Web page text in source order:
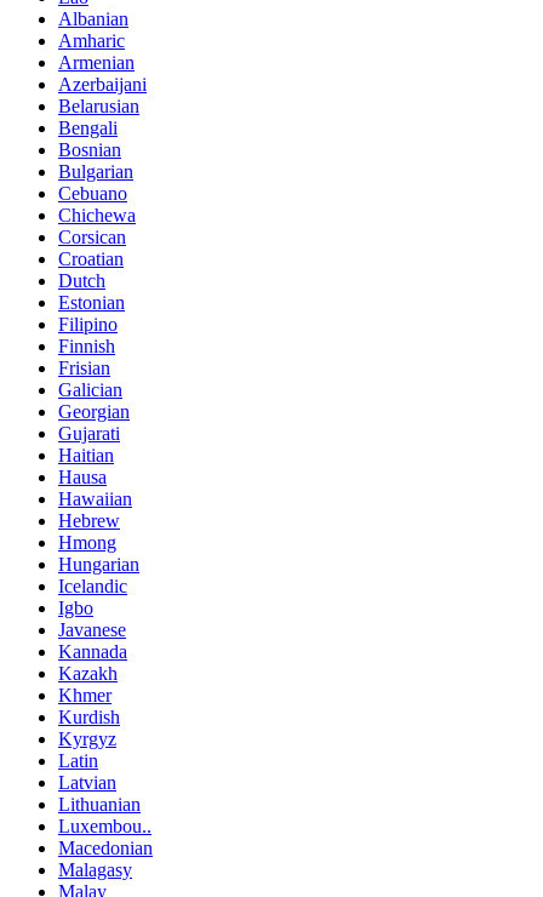
Albanian
Amharic
Armenian
Azerbaijani
Belarusian
Bengali
Bosnian
Bulgarian
Cebuano
Chichewa
Corsican
Croatian
Dutch
Estonian
Filipino
Finnish
Frisian
Galician
Georgian
Gujarati
Haitian
Hausa
Hawaiian
Hebrew
Hmong
Hungarian
Icelandic
Igbo
Javanese
Kannada
Kazakh
Khmer
Kurdish
Kyrgyz
Latin
Latvian
Lithuanian
Luxembou..
Macedonian
Malagasy
Malay